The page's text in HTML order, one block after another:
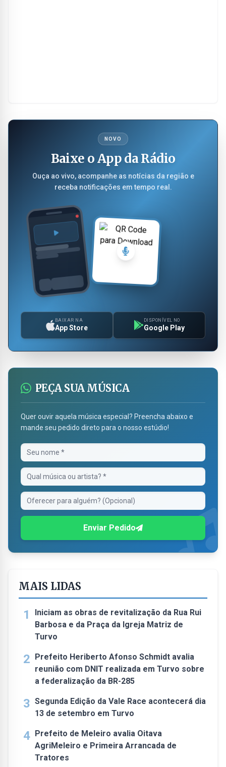
NOVO
Baixe o App da Rádio
Ouça ao vivo, acompanhe as notícias da região e
receba notificações em tempo real.
BAIXAR NA
App Store
DISPONÍVEL NO
Google Play
PEÇA SUA MÚSICA
Quer ouvir aquela música especial? Preencha abaixo e
mande seu pedido direto para o nosso estúdio!
Enviar Pedido
MAIS LIDAS
1
Iniciam as obras de revitalização da Rua Rui
Barbosa e da Praça da Igreja Matriz de
Turvo
2 Prefeito Heriberto Afonso Schmidt avalia
reunião com DNIT realizada em Turvo sobre
a federalização da BR-285
3 Segunda Edição da Vale Race acontecerá dia
13 de setembro em Turvo
4 Prefeito de Meleiro avalia Oitava
AgriMeleiro e Primeira Arrancada de
Tratores